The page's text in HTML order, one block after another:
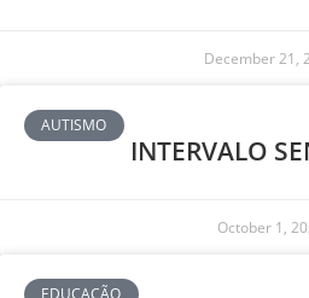
December 21,
AUTISMO
INTERVALO
October 1,